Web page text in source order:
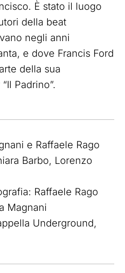
È stato il luogo
della beat
negli anni
e dove Francis Ford
della sua
Padrino”.
e Raffaele Rago
Barbo, Lorenzo
Raffaele Rago
Magnani
Underground,